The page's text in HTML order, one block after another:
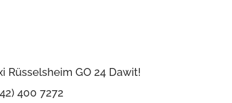
Rüsselsheim GO 24 Dawit!
400 7272